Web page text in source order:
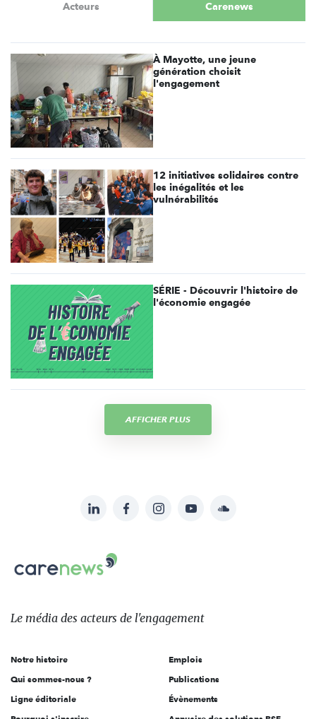
Acteurs Carenews
À Mayotte, une jeune
génération choisit
l'engagement
12 initiatives solidaires contre
les inégalités et les
vulnérabilités
SÉRIE - Découvrir l'histoire de
l'économie engagée
AFFICHER PLUS
sur:
LinkedInFacebookInstagramYouTubeSoundcloud
Carenews,
Le
des
l'engagement
Le média des acteurs de l'engagement
Notre histoire
Qui sommes-nous ?
Ligne éditoriale
Emplois
Publications
Évènements